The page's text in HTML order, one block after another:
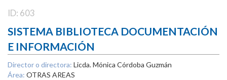
ID: 603
SISTEMA BIBLIOTECA DOCUMENTACIÓN
E INFORMACIÓN
Director o directora: Licda. Mónica Córdoba Guzmán
Área: OTRAS AREAS